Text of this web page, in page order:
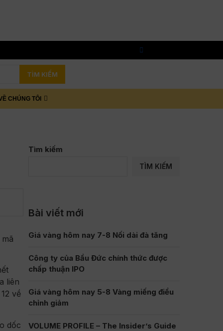
TÌM KIẾM
CHÚNG TÔI
liên
về
dốc
Tìm kiếm
TÌM KIẾM
Bài viết mới
Giá vàng hôm nay 7-8 Nối dài đà tăng
Công ty của Bầu Đức chính thức được
chấp thuận IPO
Giá vàng hôm nay 5-8 Vàng miếng điều
chỉnh giảm
VOLUME PROFILE – The Insider’s Guide